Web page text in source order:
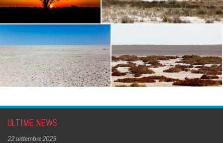
ULTIME NEWS
22 settembre 2025